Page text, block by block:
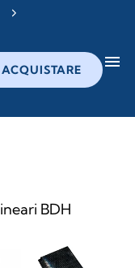
menu
BDH